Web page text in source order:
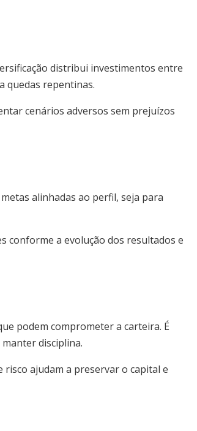
distribui investimentos entre
quedas repentinas.
cenários adversos sem prejuízos
alinhadas ao perfil, seja para
conforme a evolução dos resultados e
podem comprometer a carteira. É
manter disciplina.
ajudam a preservar o capital e